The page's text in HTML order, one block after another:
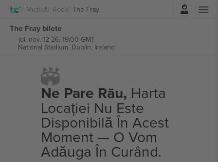
Muzică Rock The Fray
The Fray bilete
joi, nov. 12 26, 19:00 GMT
National Stadium, Dublin, Ireland
Ne Pare Rău, Harta
Locației Nu Este
Disponibilă În Acest
Moment — O Vom
Adăuga În Curând.